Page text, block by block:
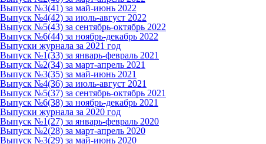
Выпуск №3(41) за май-июнь 2022
Выпуск №4(42) за июль-август 2022
Выпуск №5(43) за сентябрь-октябрь 2022
Выпуск №6(44) за ноябрь-декабрь 2022
Выпуски журнала за 2021 год
Выпуск №1(33) за январь-февраль 2021
Выпуск №2(34) за март-апрель 2021
Выпуск №3(35) за май-июнь 2021
Выпуск №4(36) за июль-август 2021
Выпуск №5(37) за сентябрь-октябрь 2021
Выпуск №6(38) за ноябрь-декабрь 2021
Выпуски журнала за 2020 год
Выпуск №1(27) за январь-февраль 2020
Выпуск №2(28) за март-апрель 2020
Выпуск №3(29) за май-июнь 2020